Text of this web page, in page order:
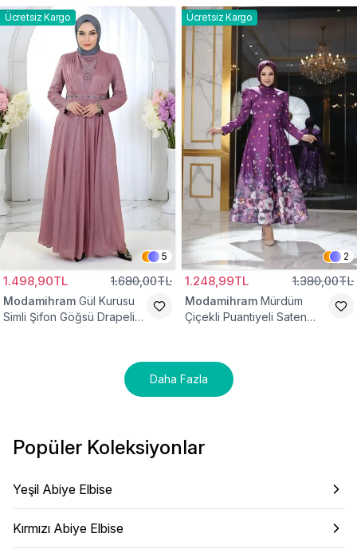
Ücretsiz Kargo
5
1.498,90TL 1.680,00TL
Modamihram Gül Kurusu
Simli Şifon Göğsü Drapeli
Ücretsiz Kargo
2
1.248,99TL 1.380,00TL
Modamihram Mürdüm
Çiçekli Puantiyeli Saten
Daha Fazla
Popüler Koleksiyonlar
Yeşil Abiye Elbise
Kırmızı Abiye Elbise